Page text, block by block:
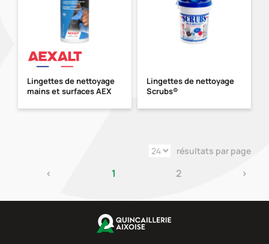
Lingettes de nettoyage
mains et surfaces AEX
Lingettes de nettoyage
Scrubs®
résultats par page
‹ 1 2 ›